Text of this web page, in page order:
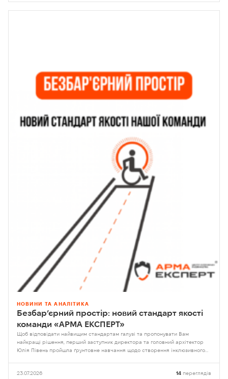
НОВИНИ ТА АНАЛІТИКА
Безбар’єрний простір: новий стандарт якості
команди «АРМА ЕКСПЕРТ»
Щоб відповідати найвищим стандартам галузі та пропонувати Вам
найкращі рішення, перший заступник директора та головний архітектор
Юлія Півень пройшла ґрунтовне навчання щодо створення інклюзивного
23.07.2026 14 переглядів